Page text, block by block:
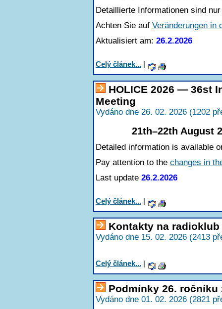
Detaillierte Informationen sind
Achten Sie auf Veränderungen in
Aktualisiert am: 26.2.2026
Celý článek... |
HOLICE 2026 — 36st
Meeting
Vydáno dne 26. 02. 2026 (1202
21th–22th August
Detailed information is available
Pay attention to the changes in
Last update 26.2.2026
Celý článek... |
Kontakty na radioklub
Vydáno dne 15. 02. 2026 (2413
Celý článek... |
Podmínky 26. ročníku
Vydáno dne 01. 02. 2026 (2821